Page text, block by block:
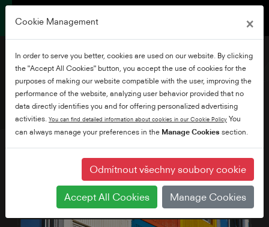
24" HD Ready WLAN
Smart TV
Cookie Management ×
In order to serve you better, cookies are used on our website. By clicking
the "Accept All Cookies" button, you accept the use of cookies for the
purposes of making our website compatible with the user, improving the
performance of the website, analyzing user behavior provided that no
data directly identifies you and for offering personalized advertising
activities. You can find detailed information about cookies in our Cookie Policy You
can always manage your preferences in the Manage Cookies section.
Odmítnout všechny soubory cookie
Accept All Cookies Manage Cookies